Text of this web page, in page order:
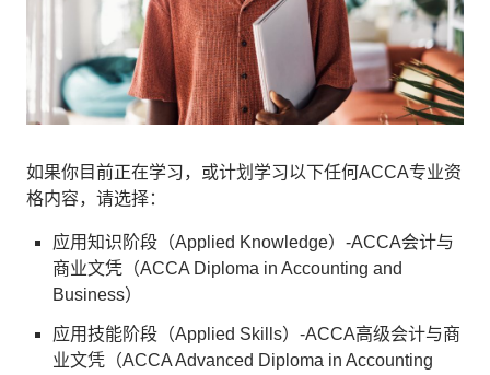
如果你目前正在学习，或计划学习以下任何ACCA专业资
格内容，请选择：
应用知识阶段（Applied Knowledge）-ACCA会计与
商业文凭（ACCA Diploma in Accounting and
Business）
应用技能阶段（Applied Skills）-ACCA高级会计与商
业文凭（ACCA Advanced Diploma in Accounting